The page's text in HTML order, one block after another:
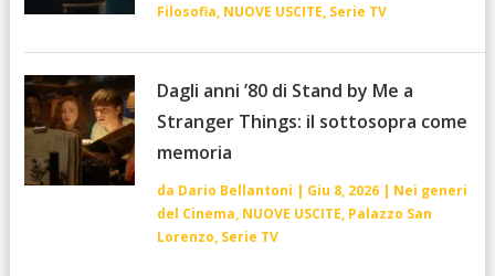
Filosofia, NUOVE USCITE, Serie TV
Dagli anni ’80 di Stand by Me a
Stranger Things: il sottosopra come
memoria
da Dario Bellantoni | Giu 8, 2026| Nei generi
del Cinema, NUOVE USCITE, Palazzo San
Lorenzo, Serie TV